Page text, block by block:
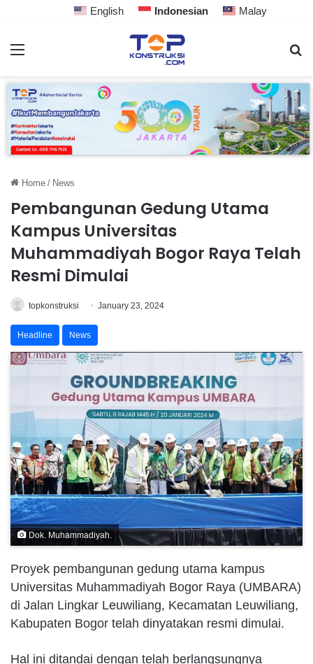
English Indonesian Malay
Home / News
Pembangunan Gedung Utama
Kampus Universitas
Muhammadiyah Bogor Raya Telah
Resmi Dimulai
topkonstruksi January 23, 2024
Headline News
Dok. Muhammadiyah.
Proyek pembangunan gedung utama kampus
Universitas Muhammadiyah Bogor Raya (UMBARA)
di Jalan Lingkar Leuwiliang, Kecamatan Leuwiliang,
Kabupaten Bogor telah dinyatakan resmi dimulai.
Hal ini ditandai dengan telah berlangsungnya